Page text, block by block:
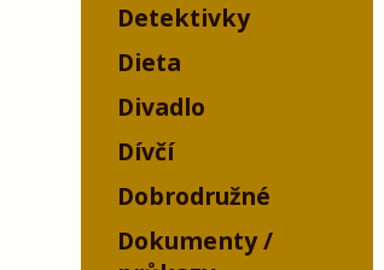
Detektivky
Dieta
Divadlo
Dívčí
Dobrodružné
Dokumenty /